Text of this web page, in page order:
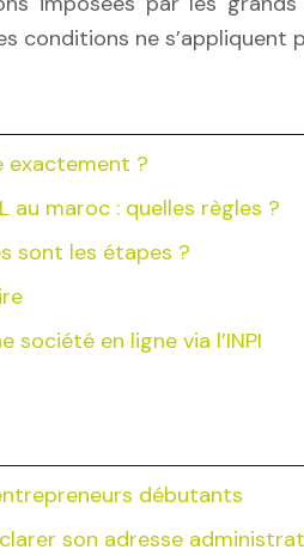
conditions ne
exactement ?
au maroc : quelles règles ?
sont les étapes ?
société en ligne via l’INPI
débutants
son adresse